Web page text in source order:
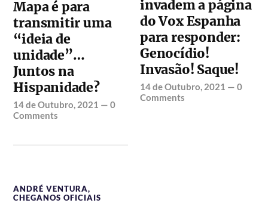
Mapa é para
transmitir uma
“ideia de
unidade”…
Juntos na
Hispanidade?
14 de Outubro, 2021 —0
Comments
invadem a página
do Vox Espanha
para responder:
Genocídio!
Invasão! Saque!
14 de Outubro, 2021 —0
Comments
ANDRÉ VENTURA,
CHEGANOS OFICIAIS